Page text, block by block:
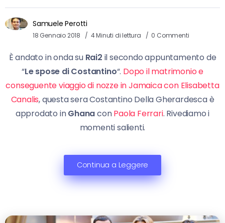
Samuele Perotti
18 Gennaio 2018 4 Minuti di lettura 0 Commenti
È andato in onda su Rai2 il secondo appuntamento de
“Le spose di Costantino“. Dopo il matrimonio e
conseguente viaggio di nozze in Jamaica con Elisabetta
Canalis, questa sera Costantino Della Gherardesca è
approdato inGhanaconPaola Ferrari. Rivediamo i
momenti salienti.
Continua a Leggere